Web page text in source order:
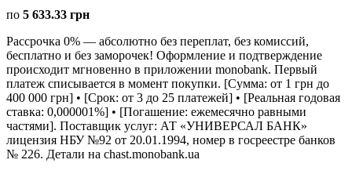
по 5 633.33 грн
Рассрочка 0% — абсолютно без переплат, без комиссий,
бесплатно и без заморочек! Оформление и подтверждение
происходит мгновенно в приложении monobank. Первый
платеж списывается в момент покупки. [Сумма: от 1 грн до
400 000 грн] • [Срок: от 3 до 25 платежей] • [Реальная годовая
ставка: 0,000001%] • [Погашение: ежемесячно равными
частями]. Поставщик услуг: АТ «УНИВЕРСАЛ БАНК»
лицензия НБУ №92 от 20.01.1994, номер в госреестре банков
№ 226. Детали на chast.monobank.ua